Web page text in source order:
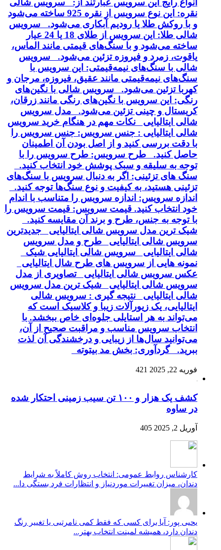
انواع رایج این سرویس عبارتند از: سرویس شالی
نقره: این نوع سرویس از نقره 925 ساخته می‌شود
و با روکش طلا یا رودیم آبکاری می‌شود. سرویس
شالی طلا: این سرویس از طلای 18 یا 24 عیار
ساخته می‌شود و با سنگ‌های قیمتی مانند الماس،
یاقوت، زمرد و فیروزه تزئین می‌شود. سرویس
شالی با سنگ‌های نیمه‌قیمتی: این سرویس با
سنگ‌های نیمه‌قیمتی مانند عقیق، فیروزه، مرجان و
کهربا تزئین می‌شود. سرویس شالی با نگین‌های
رنگی: این سرویس با نگین‌های رنگی مانند زرقان،
کریستال و چینی تزئین می‌شود. مدل سرویس
شالی ایتالیایی نکات مهم در هنگام خرید سرویس
شالی ایتالیایی : جنس سرویس: جنس سرویس را
با دقت بررسی کنید و از اصل بودن آن اطمینان
حاصل کنید. طرح سرویس: طرح سرویس را با
توجه به سلیقه و سبک پوشش خود انتخاب کنید.
سنگ های تزئینی: اگر به دنبال سرویس با سنگ‌های
تزئینی هستید، به کیفیت و نوع سنگ‌ها توجه کنید.
اندازه سرویس: اندازه سرویس را متناسب با اندام
خود انتخاب کنید. قیمت سرویس: قیمت سرویس را
با توجه به جنس، طرح و برند آن مقایسه کنید.
شیک ترین مدل سرویس شالی ایتالیایی جدیدترین
سرویس شالی ایتالیایی طرح و مدل سرویس
شالی ایتالیایی سرویس شالی ایتالیایی شیک
نمونه هایی از سرویس های طرح شال ایتالیایی
عکس سرویس شالی ایتالیایی تصاویری از مدل
سرویس شالی ایتالیایی شیک ترین مدل سرویس
شالی ایتالیایی نتیجه گیری : سرویس شالی
ایتالیایی، یک زیورآلات زیبا و کلاسیک است که
می‌تواند به هر استایلی جلوه‌ای خاص ببخشد. با
انتخاب سرویس مناسب و مراقبت صحیح از آن،
می‌توانید سال‌ها از زیبایی و درخشندگی آن لذت
ببرید. گردآوری: بخش مد بیتوته
فوریه 22, 2025 421
کشف یک هزار و ۱۰۰ تن سیب زمینی احتکار شده
در ساوه
آوریل 2, 2025 405
کارشناس روابط عمومی: انتخاب روش کاملاً به شرایط
دندان، میزان تغییرات موردنیاز و انتظارات فرد بستگی دا...
یحیی پور: آیا برای کسی که فقط کمی نامرتبی یا تغییر رنگ
دندان دارد، همیشه لمینت انتخاب بهتر...